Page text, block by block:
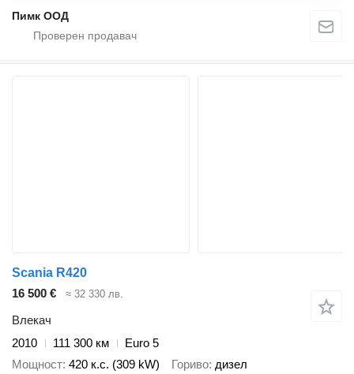
Пимк ООД
Scania R420
16 500 €
≈ 32 330 лв.
Влекач
2010
111 300 км
Euro 5
Мощност 420 к.с. (309 kW) Гориво дизел